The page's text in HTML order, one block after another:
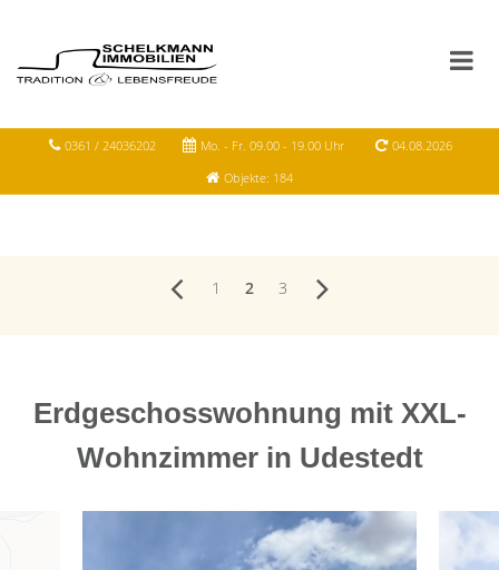
0361 / 24036202 Mo. - Fr. 09.00 - 19.00 Uhr
04.08.2026
Objekte: 184
1 2 3
Erdgeschosswohnung mit XXL-
Wohnzimmer in Udestedt